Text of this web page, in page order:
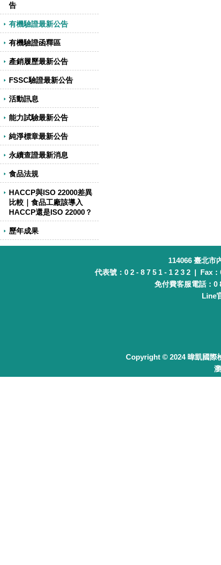
告
有機驗證最新公告
有機驗證函釋區
產銷履歷最新公告
FSSC驗證最新公告
活動訊息
能力試驗最新公告
純淨標章最新公告
永續查證最新消息
食品法規
HACCP與ISO 22000差異
比較｜食品工廠該導入
HACCP還是ISO 22000？
歷年成果
114066 臺北市
代表號：0 2 - 8 7 5 1 - 1 2 3 2 | Fax
免付費客服電話：0
Line
Copyright © 2024 暐凱國際